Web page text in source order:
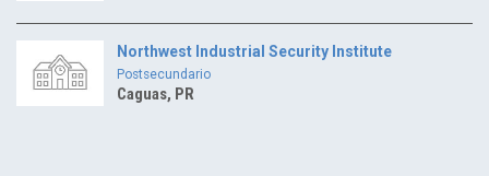
Northwest Industrial Security Institute
Postsecundario
Caguas, PR